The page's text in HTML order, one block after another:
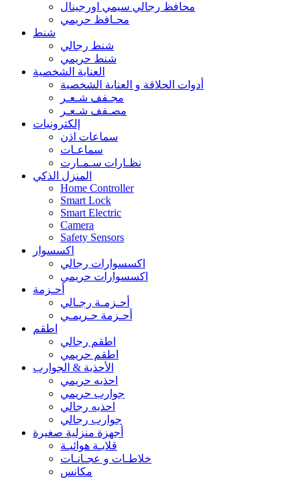
محافظ رجالي سيمي اورجينال
محـافظ حريمي
شنط
شنط رجالي
شنط حريمي
العناية الشخصية
أدوات الحلاقة و العناية الشخصية
مجـفف شـعـر
مصـفف شـعـر
إلكترونيات
سماعات اذن
سماعـات
نظـارات سـمـارت
المنزل الذكي
Home Controller
Smart Lock
Smart Electric
Camera
Safety Sensors
اكسسوار
اكسسوارات رجالي
اكسسوارات حريمي
أحـزمة
أحـزمـة رجـالي
أحـزمة حـريمـي
اطقم
اطقم رجالي
اطقم حريمي
الأحذية & الجوارب
احذيه حريمي
جوارب حريمي
احذيه رجالي
جوارب رجالي
أجهزة منزلية صغيرة
قلايـة هوائيـة
خلاطـات و عجـانـات
مكانس